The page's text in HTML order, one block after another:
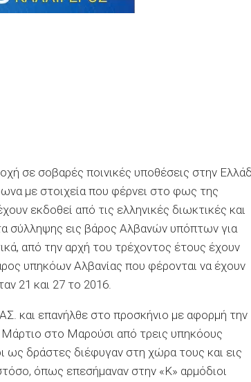
σε σοβαρές ποινικές υποθέσεις στην
με στοιχεία που φέρνει στο φως της
εκδοθεί από τις ελληνικές διωκτικές και
σύλληψης εις βάρος Αλβανών υπόπτων για
από την αρχή του τρέχοντος έτους έχουν
υπηκόων Αλβανίας που φέρονται να έχουν
21 και 27 το 2016.
και επανήλθε στο προσκήνιο με αφορμή την
στο Μαρούσι από τρεις υπηκόους
ως δράστες διέφυγαν στη χώρα τους και εις
όπως επεσήμαναν στην «Κ» αρμόδιοι